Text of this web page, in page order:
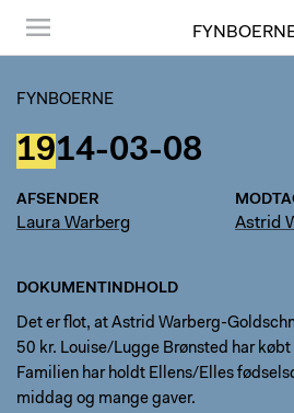
FYNBOERNE
1914-03-08
AFSENDER
Laura Warberg Astrid
DOKUMENTINDHOLD
Det er flot, at Astrid Warberg-
50 kr. Louise/Lugge Brønsted har
Familien har holdt Ellens/Elles
middag og mange gaver.